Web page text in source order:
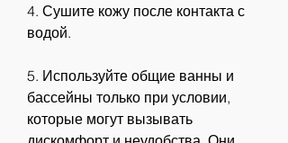
4. Сушите кожу после контакта с
водой.
5. Используйте общие ванны и
бассейны только при условии,
которые могут вызывать